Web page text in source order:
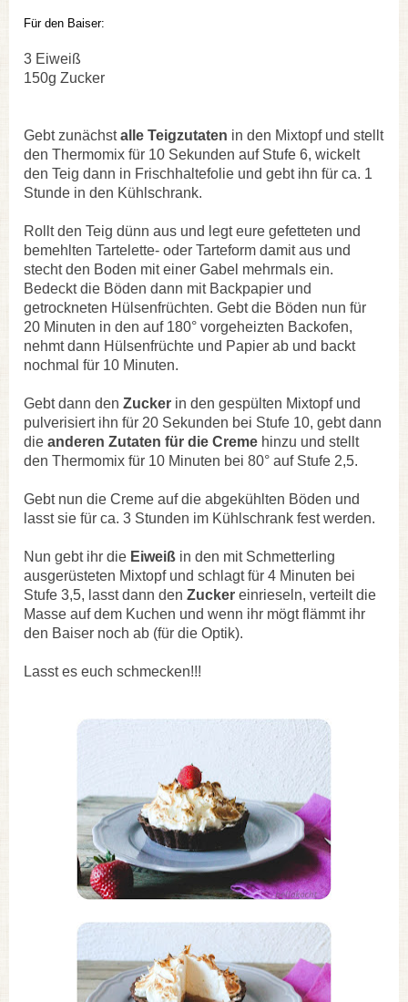
Für den Baiser:
3 Eiweiß
150g Zucker
Gebt zunächstalle Teigzutaten in den Mixtopf und stellt
den Thermomix für 10 Sekunden auf Stufe 6, wickelt
den Teig dann in Frischhaltefolie und gebt ihn für ca. 1
Stunde in den Kühlschrank.
Rollt den Teig dünn aus und legt eure gefetteten und
bemehlten Tartelette- oder Tarteform damit aus und
stecht den Boden mit einer Gabel mehrmals ein.
Bedeckt die Böden dann mit Backpapier und
getrockneten Hülsenfrüchten. Gebt die Böden nun für
20 Minuten in den auf 180° vorgeheizten Backofen,
nehmt dann Hülsenfrüchte und Papier ab und backt
nochmal für 10 Minuten.
Gebt dann den Zucker in den gespülten Mixtopf und
pulverisiert ihn für 20 Sekunden bei Stufe 10, gebt dann
die anderen Zutaten für die Creme hinzu und stellt
den Thermomix für 10 Minuten bei 80° auf Stufe 2,5.
Gebt nun die Creme auf die abgekühlten Böden und
lasst sie für ca. 3 Stunden im Kühlschrank fest werden.
Nun gebt ihr die Eiweiß in den mit Schmetterling
ausgerüsteten Mixtopf und schlagt für 4 Minuten bei
Stufe 3,5, lasst dann den Zucker einrieseln, verteilt die
Masse auf dem Kuchen und wenn ihr mögt flämmt ihr
den Baiser noch ab (für die Optik).
Lasst es euch schmecken!!!